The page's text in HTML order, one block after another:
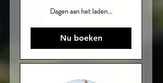
Dagen aan het laden...
Nu boeken